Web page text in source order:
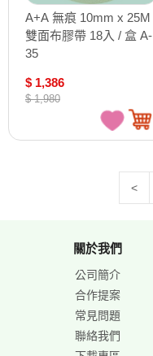
A+A 無痕 10mm x 25M
雙面布膠帶 18入 / 盒 A-
35
$ 1,386
$ 1,980
<
關於我們
公司簡介
合作提案
常見問題
聯絡我們